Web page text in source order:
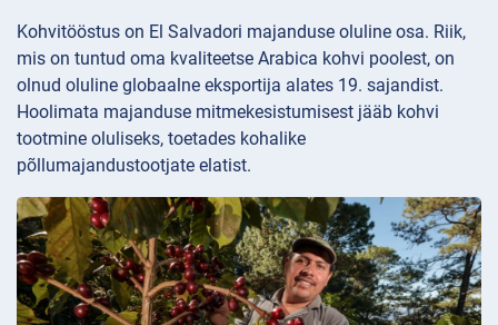
Kohvitööstus on El Salvadori majanduse oluline osa. Riik,
mis on tuntud oma kvaliteetse Arabica kohvi poolest, on
olnud oluline globaalne eksportija alates 19. sajandist.
Hoolimata majanduse mitmekesistumisest jääb kohvi
tootmine oluliseks, toetades kohalike
põllumajandustootjate elatist.